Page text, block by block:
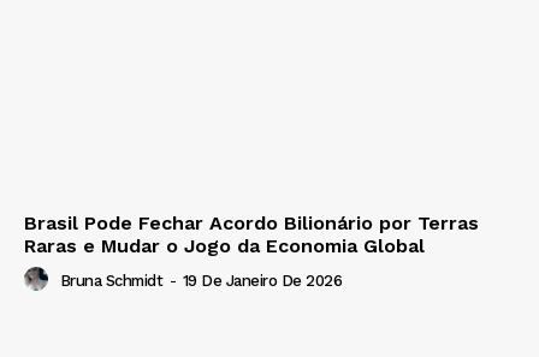
Brasil Pode Fechar Acordo Bilionário por Terras
Raras e Mudar o Jogo da Economia Global
Bruna Schmidt - 19 De Janeiro De 2026